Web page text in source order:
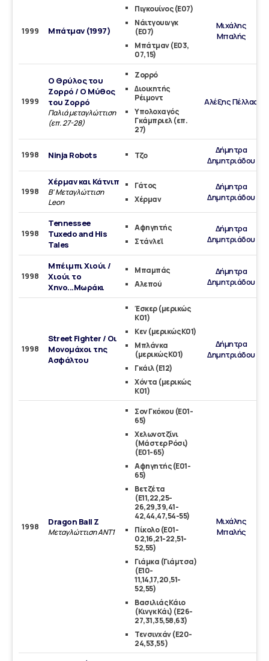
1999 Μπάτμαν (1997)
Πιγκουίνος (Ε07)
Νάιτγουινγκ
(Ε07)
Μπάτμαν (Ε03,
07, 15)
Μιχάλης
Μπαλής
1999
O Θρύλος του
Ζορρό / Ο Μύθος
του Ζορρό
Παλιά μεταγλώττιση
(επ. 27-28)
Ζορρό
Διοικητής
Ρέιμοντ
Υπολοχαγός
Γκάμπριελ (επ.
27)
Αλέξης Πέλλας
1998 Ninja Robots Τζο
Δήμητρα
Δημητριάδου
1998
Χέρμαν και Κάτνιπ
Β' Μεταγλώττιση
Leon
Γάτος
Χέρμαν
Δήμητρα
Δημητριάδου
1998
Tennessee
Tuxedo and His
Tales
Αφηγητής
Στάνλεϊ
Δήμητρα
Δημητριάδου
1998
Μπέιμπι Χιούι /
Χιούι το
Χηνο...Μωράκι
Μπαμπάς
Αλεπού
Δήμητρα
Δημητριάδου
1998
Street Fighter / Οι
Μονομάχοι της
Ασφάλτου
Έσκερ (μερικώς
Κ01)
Κεν (μερικώς Κ01)
Μπλάνκα
(μερικώς Κ01)
Γκάιλ (Ε12)
Χόντα (μερικώς
Κ01)
Δήμητρα
Δημητριάδου
1998 Dragon Ball Z
Μεταγλώττιση ΑΝΤ1
Σον Γκόκου (Ε01-
65)
Χελωνοτζίνι
(Μάστερ Ρόσι)
(Ε01-65)
Αφηγητής (Ε01-
65)
Βετζέτα
(Ε11,22,25-
26,29,39,41-
42,44,47,54-55)
Πίκολο (Ε01-
02,16,21-22,51-
52,55)
Γιάμκα (Γιάμτσα)
(Ε10-
11,14,17,20,51-
52,55)
Βασιλιάς Κάιο
(Κινγκ Κάι) (Ε26-
27,31,35,58,63)
Τενσινχάν (Ε20-
24,53,55 )
Μιχάλης
Μπαλής